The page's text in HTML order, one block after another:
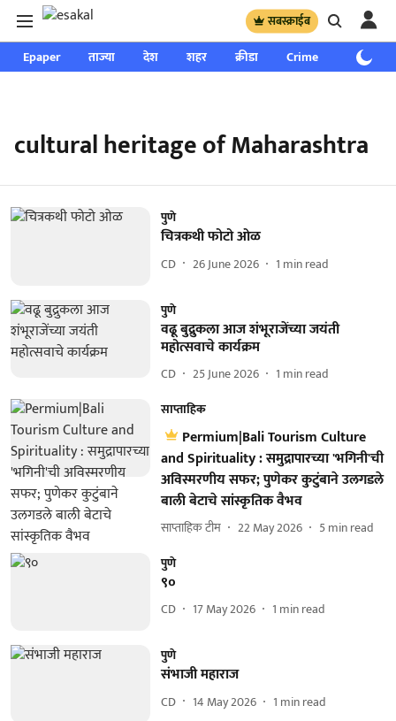
सबस्क्राईब
Epaper ताज्या देश शहर क्रीडा Crime साप्ताहिक
cultural heritage of Maharashtra
पुणे
चित्रकथी फोटो ओळ
CD 26 June 2026 1 min read
पुणे
वढू बुद्रुकला आज शंभूराजेंच्या जयंती
महोत्सवाचे कार्यक्रम
CD 25 June 2026 1 min read
साप्ताहिक
Permium|Bali Tourism Culture
and Spirituality : समुद्रापारच्या 'भगिनी'ची
अविस्मरणीय सफर; पुणेकर कुटुंबाने उलगडले
बाली बेटाचे सांस्कृतिक वैभव
साप्ताहिक टीम 22 May 2026 5min read
पुणे
९०
CD 17 May 2026 1 min read
पुणे
संभाजी महाराज
CD 14 May 2026 1 min read